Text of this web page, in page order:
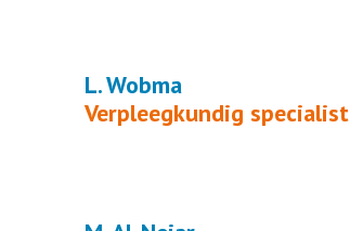
L. Wobma
Verpleegkundig specialist